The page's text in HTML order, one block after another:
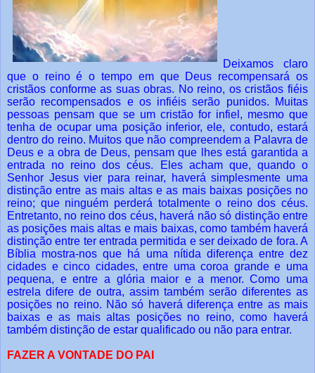
Deixamos claro
que o reino é o tempo em que Deus recompensará os
cristãos conforme as suas obras. No reino, os cristãos fiéis
serão recompensados e os infiéis serão punidos. Muitas
pessoas pensam que se um cristão for infiel, mesmo que
tenha de ocupar uma posição inferior, ele, contudo, estará
dentro do reino. Muitos que não compreendem a Palavra de
Deus e a obra de Deus, pensam que lhes está garantida a
entrada no reino dos céus. Eles acham que, quando o
Senhor Jesus vier para reinar, haverá simplesmente uma
distinção entre as mais altas e as mais baixas posições no
reino; que ninguém perderá totalmente o reino dos céus.
Entretanto, no reino dos céus, haverá não só distinção entre
as posições mais altas e mais baixas, como também haverá
distinção entre ter entrada permitida e ser deixado de fora. A
Bíblia mostra-nos que há uma nítida diferença entre dez
cidades e cinco cidades, entre uma coroa grande e uma
pequena, e entre a glória maior e a menor. Como uma
estrela difere de outra, assim também serão diferentes as
posições no reino. Não só haverá diferença entre as mais
baixas e as mais altas posições no reino, como haverá
também distinção de estar qualificado ou não para entrar.
FAZER A VONTADE DO PAI